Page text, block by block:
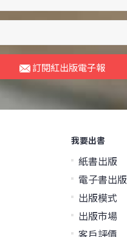
訂閱紅出版電子報
我要出書
紙書出版
電子書出版
出版模式
出版市場
客戶評價